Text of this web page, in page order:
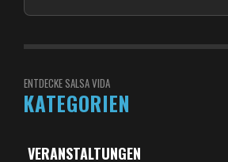
ENTDECKE SALSA VIDA
KATEGORIEN
VERANSTALTUNGEN